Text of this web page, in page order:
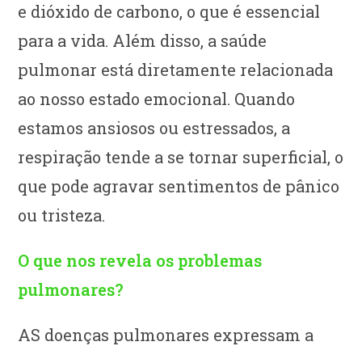
e dióxido de carbono, o que é essencial
para a vida. Além disso, a saúde
pulmonar está diretamente relacionada
ao nosso estado emocional. Quando
estamos ansiosos ou estressados, a
respiração tende a se tornar superficial, o
que pode agravar sentimentos de pânico
ou tristeza.
O que nos revela os problemas
pulmonares?
AS doenças pulmonares expressam a